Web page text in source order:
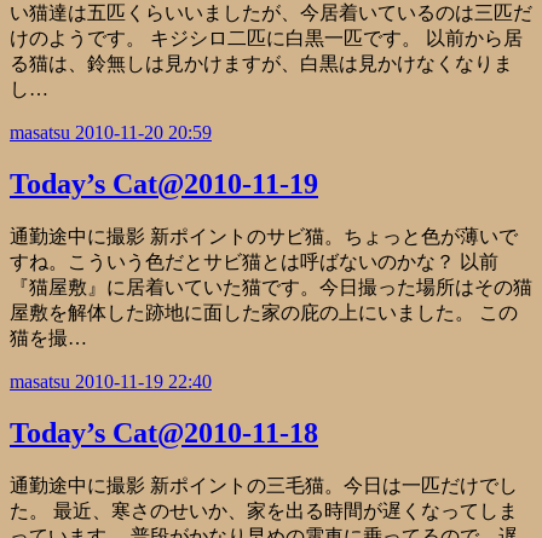
い猫達は五匹くらいいましたが、今居着いているのは三匹だ
けのようです。 キジシロ二匹に白黒一匹です。 以前から居
る猫は、鈴無しは見かけますが、白黒は見かけなくなりま
し…
masatsu 2010-11-20 20:59
Today’s Cat@2010-11-19
通勤途中に撮影 新ポイントのサビ猫。ちょっと色が薄いで
すね。こういう色だとサビ猫とは呼ばないのかな？ 以前
『猫屋敷』に居着いていた猫です。今日撮った場所はその猫
屋敷を解体した跡地に面した家の庇の上にいました。 この
猫を撮…
masatsu 2010-11-19 22:40
Today’s Cat@2010-11-18
通勤途中に撮影 新ポイントの三毛猫。今日は一匹だけでし
た。 最近、寒さのせいか、家を出る時間が遅くなってしま